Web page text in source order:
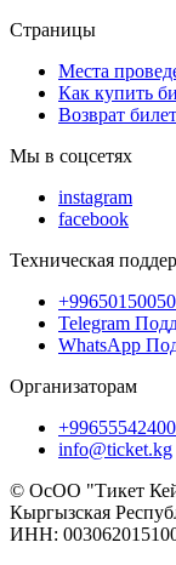
Страницы
Места
Как купить
Возврат
Мы в соцсетях
instagram
facebook
Техническая
Telegram
WhatsApp
Организаторам
info@ticket.kg
© ОсОО "Тикет
Кыргызская
ИНН: